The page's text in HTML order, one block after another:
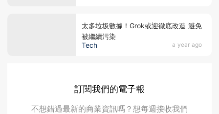
Tech a year ago
太多垃圾數據！Grok或迎徹底改造 避免
被繼續污染
訂閱我們的電子報
不想錯過最新的商業資訊嗎？想每週接收我們